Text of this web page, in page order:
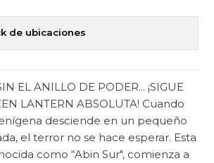
de ubicaciones
EL ANILLO DE PODER... ¡SIGUE
LANTERN ABSOLUTA! Cuando
desciende en un pequeño
el terror no se hace esperar. Esta
como “Abin Sur", comienza a